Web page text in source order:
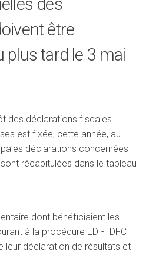
des
être
plus tard le 3 mai
des déclarations fiscales
est fixée, cette année, au
déclarations concernées
récapitulées dans le tableau
dont bénéficiaient les
à la procédure EDI-TDFC
leur déclaration de résultats et